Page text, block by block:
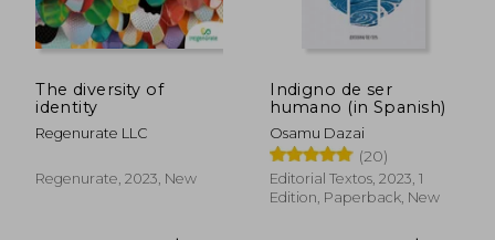
The diversity of
identity
Regenurate LLC
Regenurate, 2023, New
Indigno de ser
humano (in Spanish)
Osamu Dazai
(20)
Editorial Textos, 2023, 1
Edition, Paperback, New